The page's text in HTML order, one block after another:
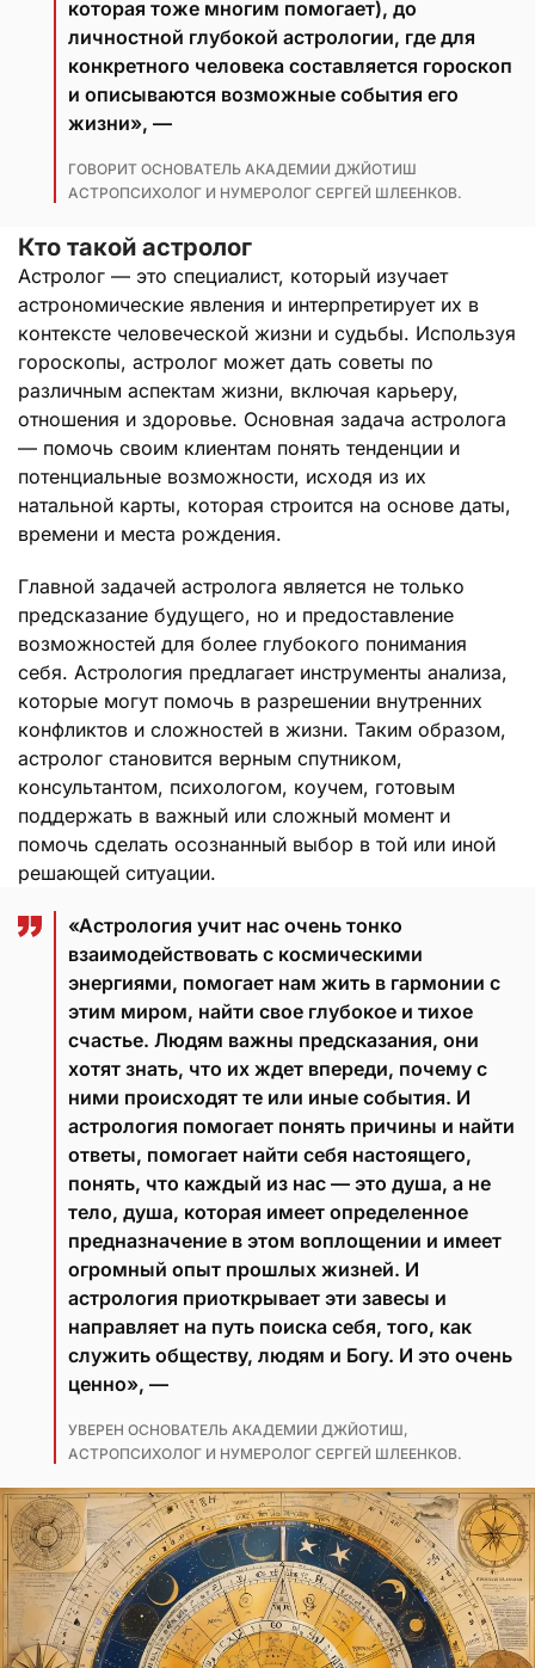
которая тоже многим помогает), до
личностной глубокой астрологии, где для
конкретного человека составляется гороскоп
и описываются возможные события его
жизни», —
ГОВОРИТ ОСНОВАТЕЛЬ АКАДЕМИИ ДЖЙОТИШ
АСТРОПСИХОЛОГ И НУМЕРОЛОГ СЕРГЕЙ ШЛЕЕНКОВ.
Кто такой астролог
Астролог — это специалист, который изучает
астрономические явления и интерпретирует их в
контексте человеческой жизни и судьбы. Используя
гороскопы, астролог может дать советы по
различным аспектам жизни, включая карьеру,
отношения и здоровье. Основная задача астролога
— помочь своим клиентам понять тенденции и
потенциальные возможности, исходя из их
натальной карты, которая строится на основе даты,
времени и места рождения.
Главной задачей астролога является не только
предсказание будущего, но и предоставление
возможностей для более глубокого понимания
себя. Астрология предлагает инструменты анализа,
которые могут помочь в разрешении внутренних
конфликтов и сложностей в жизни. Таким образом,
астролог становится верным спутником,
консультантом, психологом, коучем, готовым
поддержать в важный или сложный момент и
помочь сделать осознанный выбор в той или иной
решающей ситуации.
«Астрология учит нас очень тонко
взаимодействовать с космическими
энергиями, помогает нам жить в гармонии с
этим миром, найти свое глубокое и тихое
счастье. Людям важны предсказания, они
хотят знать, что их ждет впереди, почему с
ними происходят те или иные события. И
астрология помогает понять причины и найти
ответы, помогает найти себя настоящего,
понять, что каждый из нас — это душа, а не
тело, душа, которая имеет определенное
предназначение в этом воплощении и имеет
огромный опыт прошлых жизней. И
астрология приоткрывает эти завесы и
направляет на путь поиска себя, того, как
служить обществу, людям и Богу. И это очень
ценно», —
УВЕРЕН ОСНОВАТЕЛЬ АКАДЕМИИ ДЖЙОТИШ,
АСТРОПСИХОЛОГ И НУМЕРОЛОГ СЕРГЕЙ ШЛЕЕНКОВ.